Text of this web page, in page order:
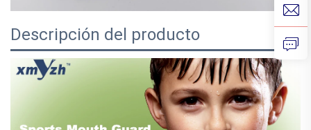
Descripción del producto